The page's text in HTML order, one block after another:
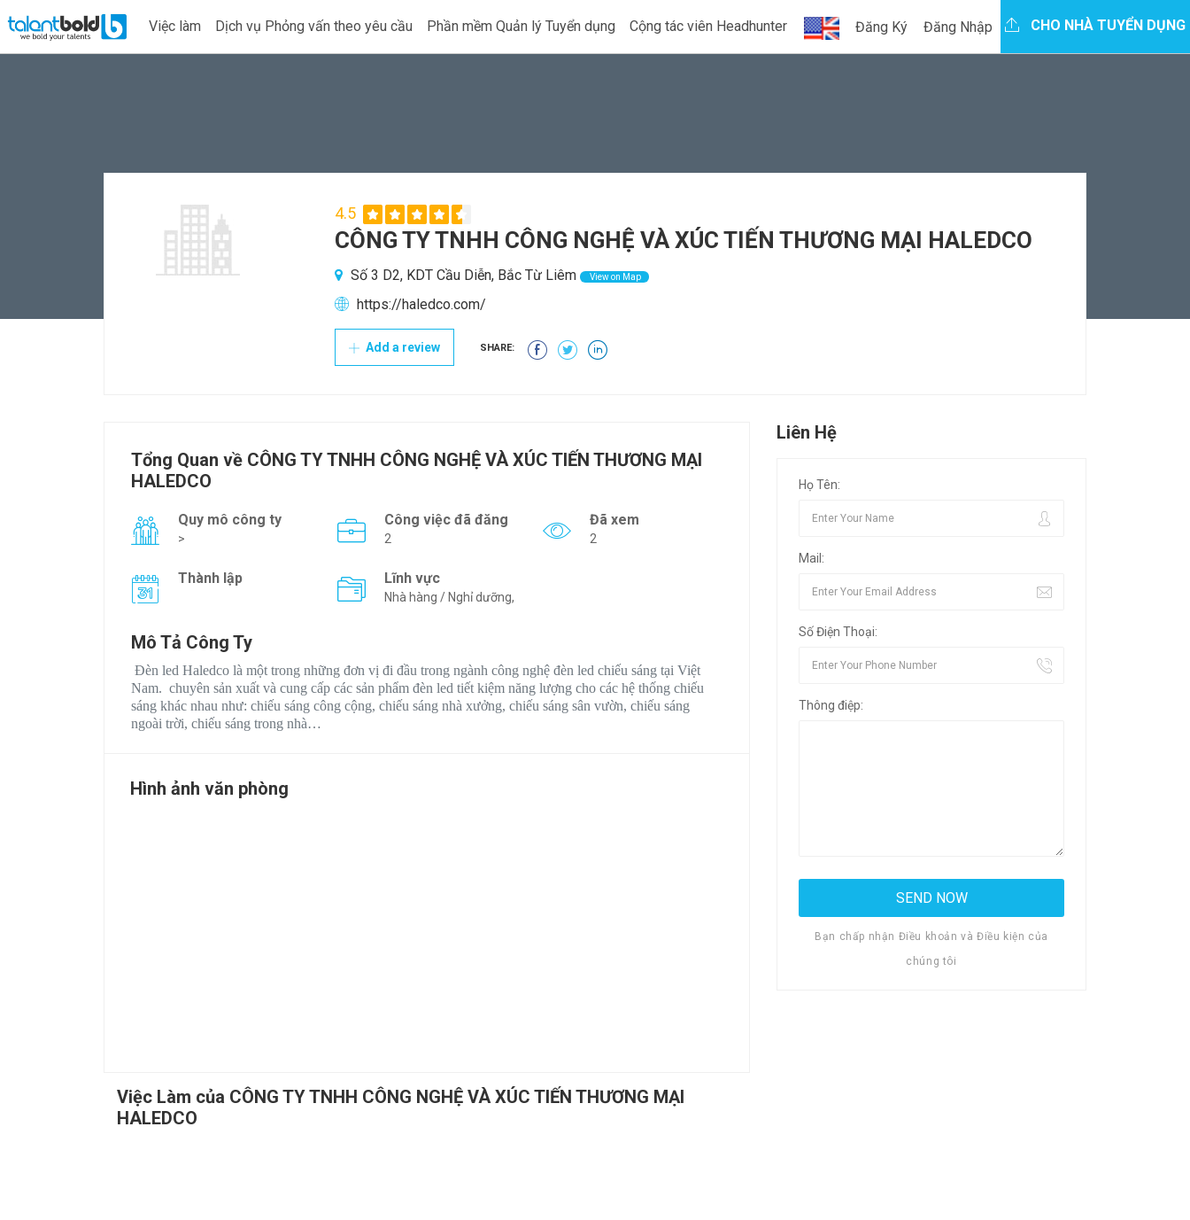
Việc làm Dịch vụ Phỏng vấn theo yêu cầu Phần mềm Quản lý Tuyển dụng Cộng tác viên Headhunter Đăng Ký Đăng Nhập CHO NHÀ TUYỂN DỤNG
4.5
CÔNG TY TNHH CÔNG NGHỆ VÀ XÚC TIẾN THƯƠNG MẠI HALEDCO
Số 3 D2, KDT Cầu Diễn, Bắc Từ Liêm View on Map
https://haledco.com/
Add a review SHARE:
Tổng Quan về CÔNG TY TNHH CÔNG NGHỆ VÀ XÚC TIẾN THƯƠNG MẠI
HALEDCO
Quy mô công ty
>
Công việc đã đăng
2
Đã xem
2
Thành lập Lĩnh vực
Nhà hàng / Nghỉ dưỡng,
Mô Tả Công Ty
Đèn led Haledco là một trong những đơn vị đi đầu trong ngành công nghệ đèn led chiếu sáng tại Việt
Nam. chuyên sản xuất và cung cấp các sản phẩm đèn led tiết kiệm năng lượng cho các hệ thống chiếu
sáng khác nhau như: chiếu sáng công cộng, chiếu sáng nhà xưởng, chiếu sáng sân vườn, chiếu sáng
ngoài trời, chiếu sáng trong nhà…
Hình ảnh văn phòng
Việc Làm của CÔNG TY TNHH CÔNG NGHỆ VÀ XÚC TIẾN THƯƠNG MẠI
HALEDCO
Liên Hệ
Họ Tên:
Mail:
Số Điện Thoại:
Thông điệp:
Bạn chấp nhận Điều khoản và Điều kiện của
chúng tôi